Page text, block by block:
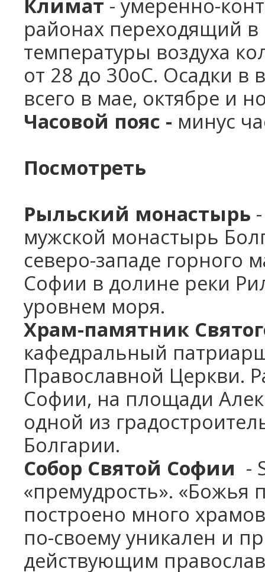
Климат - умеренно-
районах переходящий
температуры воздуха
от 28 до 30oС. Осадки
всего в мае, октябре и
Часовой пояс - минус
Посмотреть
Рыльский монастырь
мужской монастырь
северо-западе горного
Софии в долине реки
уровнем моря.
Храм-памятник
кафедральный
Православной Церкви.
Софии, на площади
одной из
Болгарии.
Собор Святой Софии -
«премудрость». «Божья
построено много
по-своему уникален и
действующим